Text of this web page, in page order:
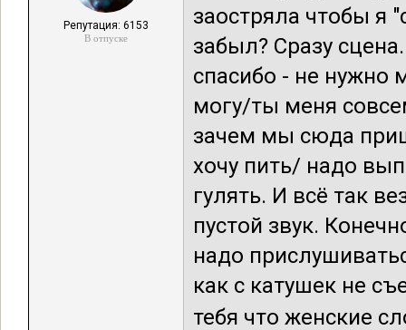
Репутация: 6153
В отпуске
заостряла чтобы я
забыл? Сразу
спасибо - не нужно
могу/ты меня
зачем мы сюда
хочу пить/ надо
гулять. И всё так
пустой звук.
надо
как с катушек не
тебя что женские